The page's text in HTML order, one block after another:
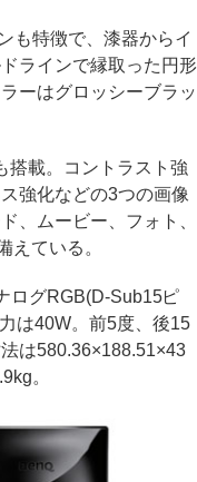
も特徴で、漆器からイ
ラインで縁取った円形
ーはグロッシーブラッ
載。コントラスト強
強化などの3つの画像
、ムービー、フォト、
えている。
ログRGB(D-Sub15ピ
は40W。前5度、後15
は580.36×188.51×43
。